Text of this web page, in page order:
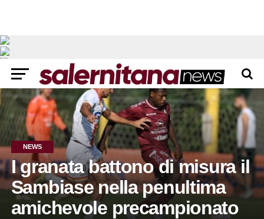
NEWS
I granata battono di misura il
Sambiase nella penultima
amichevole precampionato